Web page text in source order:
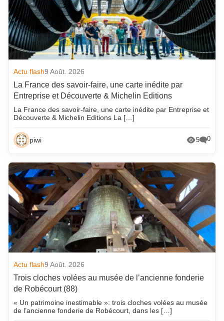
Actu flash9 Août. 2026
La France des savoir-faire, une carte inédite par
Entreprise et Découverte & Michelin Editions
La France des savoir-faire, une carte inédite par Entreprise et
Découverte & Michelin Editions La […]
piwi 5 0
Actu flash9 Août. 2026
Trois cloches volées au musée de l’ancienne fonderie
de Robécourt (88)
« Un patrimoine inestimable »: trois cloches volées au musée
de l’ancienne fonderie de Robécourt, dans les […]